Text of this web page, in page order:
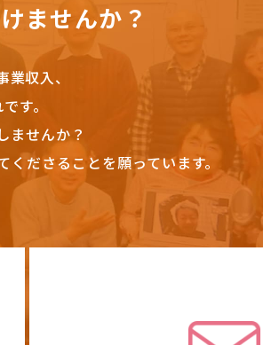
ませんか？
収入、
す。
ませんか？
ださることを願っています。